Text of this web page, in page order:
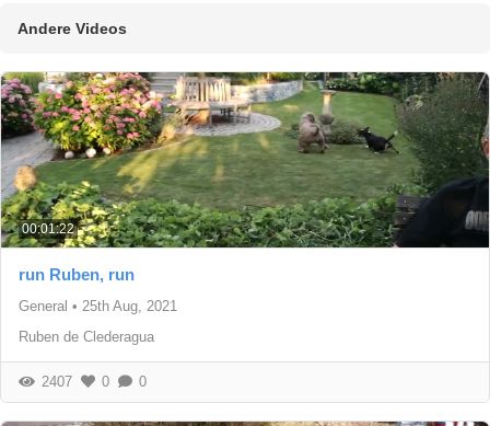
Andere Videos
00:01:22
run Ruben, run
General • 25th Aug, 2021
Ruben de Clederagua
2407 0 0